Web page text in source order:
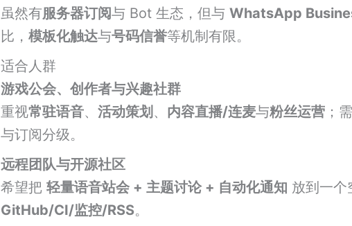
虽然有服务器订阅与 Bot 生态，但与 WhatsApp
比， 模板化触达与号码信誉等机制有限。
适合人群
游戏公会、创作者与兴趣社群
重视常驻语音、 活动策划 、 内容直播/连麦与粉丝运营 ；
与订阅分级。
远程团队与开源社区
希望把 轻量语音站会 + 主题讨论 + 自动化通知 放到一个
GitHub/CI/监控/RSS。